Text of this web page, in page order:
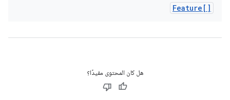
Feature[]
هل كان المحتوى مفيدًا؟